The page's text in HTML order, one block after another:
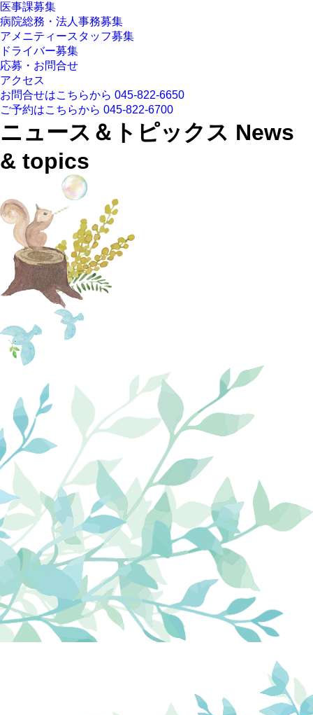
医事課募集
病院総務・法人事務募集
アメニティースタッフ募集
ドライバー募集
応募・お問合せ
アクセス
お問合せはこちらから 045-822-6650
ご予約はこちらから 045-822-6700
ニュース＆トピックス News
& topics